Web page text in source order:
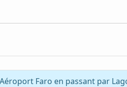
Faro en passant par